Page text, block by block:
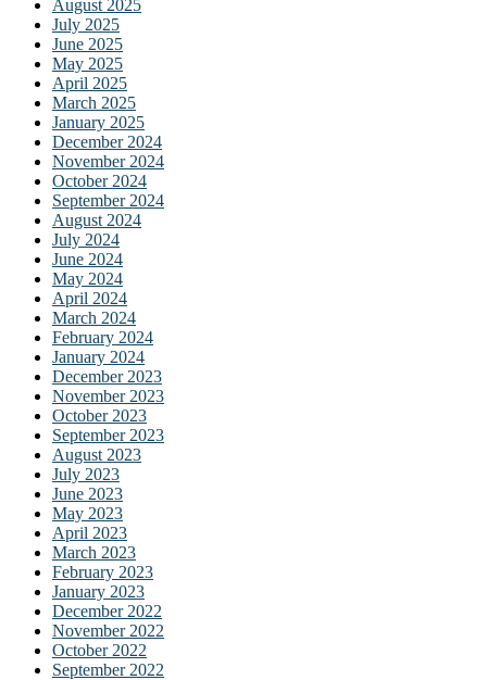
panel
panel
satın al
Panel
satın al
Panel
Panel
Panel
Panel
Panel
Panel
Panel
Panel
Panel
August 2025
July 2025
June 2025
May 2025
April 2025
March 2025
January 2025
December 2024
November 2024
October 2024
September 2024
August 2024
July 2024
June 2024
May 2024
April 2024
March 2024
February 2024
January 2024
December 2023
November 2023
October 2023
September 2023
August 2023
July 2023
June 2023
May 2023
April 2023
March 2023
February 2023
January 2023
December 2022
November 2022
October 2022
September 2022